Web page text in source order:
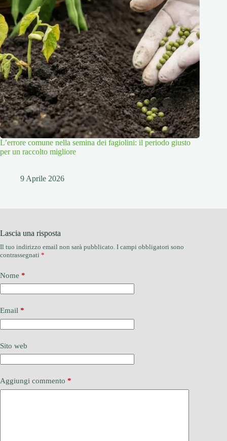
L’errore comune nella semina dei fagiolini: il periodo giusto
per un raccolto migliore
9 Aprile 2026
Lascia una risposta
Il tuo indirizzo email non sarà pubblicato. I campi obbligatori sono
contrassegnati *
Nome *
Email *
Sito web
Aggiungi commento *